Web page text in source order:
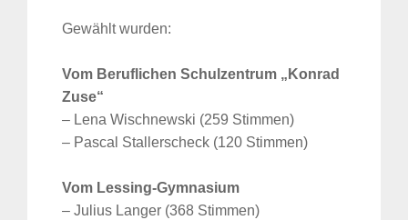
Gewählt wurden:
Vom Beruflichen Schulzentrum „Konrad
Zuse“
– Lena Wischnewski (259 Stimmen)
– Pascal Stallerscheck (120 Stimmen)
Vom Lessing-Gymnasium
– Julius Langer (368 Stimmen)